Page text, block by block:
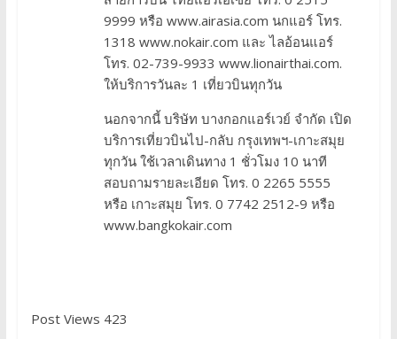
9999 หรือ www.airasia.com นกแอร์ โทร.
1318 www.nokair.com และ ไลอ้อนแอร์
โทร. 02-739-9933 www.lionairthai.com.
ให้บริการวันละ 1 เที่ยวบินทุกวัน
นอกจากนี้ บริษัท บางกอกแอร์เวย์ จำกัด เปิด
บริการเที่ยวบินไป-กลับ กรุงเทพฯ-เกาะสมุย
ทุกวัน ใช้เวลาเดินทาง 1 ชั่วโมง 10 นาที
สอบถามรายละเอียด โทร. 0 2265 5555
หรือ เกาะสมุย โทร. 0 7742 2512-9 หรือ
www.bangkokair.com
Post Views 423